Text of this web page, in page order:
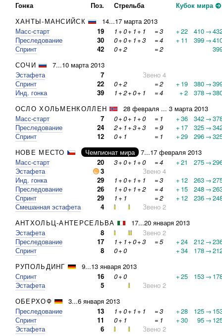
Гонка Поз. Стрельба
Кубок мира
ХАНТЫ-МАНСИЙСК
14...17 марта 2013
Масс-старт
19 1+0+ 1+ 1 =3 +22 410→
Преследование
30 0+0+ 1+3 =4 + 11 399→
Спринт
42 0+2 =2
СОЧИ
7...10 марта 2013
Эстафета
7
Звено 4
Спринт
22 0+2 =2 + 19 380→
Инд. гонка
39 1+2+0+ 1 =4 +2 378→
ОСЛО ХОЛЬМЕНКОЛЛЕН
28 февраля ... 3 марта 2013
Масс-старт
7 0+0+ 1+0 = 1 +36 342→
Преследование
24 2+ 1+3+3 =9 + 17 325→
Спринт
12 0+ 1 = 1 +29 296→
НОВЕ МЕСТО
Чемпионат мира
7...17 февраля 2013
Масс-старт
20 3+0+ 1+0 =4 +21 275→
Эстафета
3
Звено 4
Инд. гонка
29 1+0+ 1+ 1 =3 + 12 263→
Преследование
26 1+0+ 1+2 =4 + 15 248→
Спринт
29 1+ 1 =2 + 12 236→
Смешанная эстафета
4
Звено 2
АНТХОЛЬЦ-АНТЕРСЕЛЬВА
17...20 января 2013
Эстафета
8
Звено 2
Преследование
17 1+ 1+0+3 =5 +24 212→
Спринт
8 0+0 +34 178→
РУПОЛЬДИНГ
9...13 января 2013
Спринт
16 0+0 +25 153→
Эстафета
5
Звено 2
ОБЕРХОФ
3...6 января 2013
Преследование
13 1+0+ 1+ 1 =3 +28 125→
Спринт
11 0+ 1 = 1 +30 95→
Эстафета
6
Звено 2